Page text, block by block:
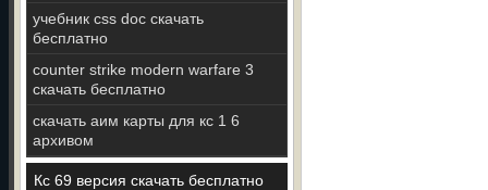
учебник css doc скачать
бесплатно
counter strike modern warfare 3
скачать бесплатно
скачать аим карты для кс 1 6
архивом
Кс 69 версия скачать бесплатно